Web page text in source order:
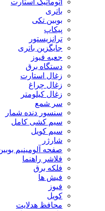
باتری
بوبین تکی
پیکاپ
ترانزیستور
جایگزین باتری
جعبه فیوز
دستگاه برق
زغال استارت
زغال چراغ
زغال کیلومتر
سر شمع
سنسور دنده شمار
سیم کشی کامل
سیم کویل
شارژر
صفحه آلومینیم
فلاشر راهنما
فلکه برق
فیش ها
فیوز
کویل
محافظ هدلایت